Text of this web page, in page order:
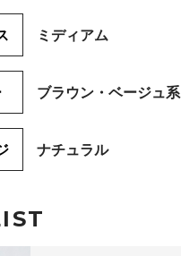
ミディアム
ブラウン・ベージュ系
ナチュラル